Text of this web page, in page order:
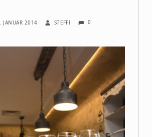
JANUAR 2014 STEFFI 0